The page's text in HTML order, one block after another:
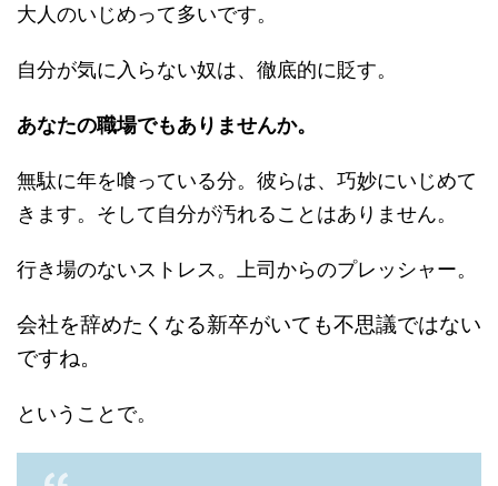
大人のいじめって多いです。
自分が気に入らない奴は、徹底的に貶す。
あなたの職場でもありませんか。
無駄に年を喰っている分。彼らは、巧妙にいじめて
きます。そして自分が汚れることはありません。
行き場のないストレス。上司からのプレッシャー。
会社を辞めたくなる新卒がいても不思議ではない
ですね。
ということで。